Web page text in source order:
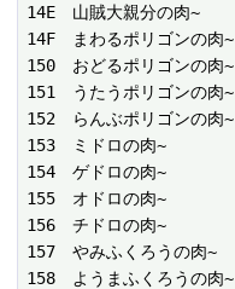
14E　山賊大親分の肉~
14F　まわるポリゴンの肉~
150　おどるポリゴンの肉~
151　うたうポリゴンの肉~
152　らんぶポリゴンの肉~
153　ミドロの肉~
154　ゲドロの肉~
155　オドロの肉~
156　チドロの肉~
157　やみふくろうの肉~
158　ようまふくろうの肉~